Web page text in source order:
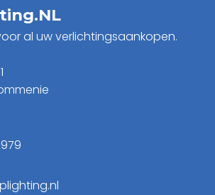
al uw verlichtingsaankopen.